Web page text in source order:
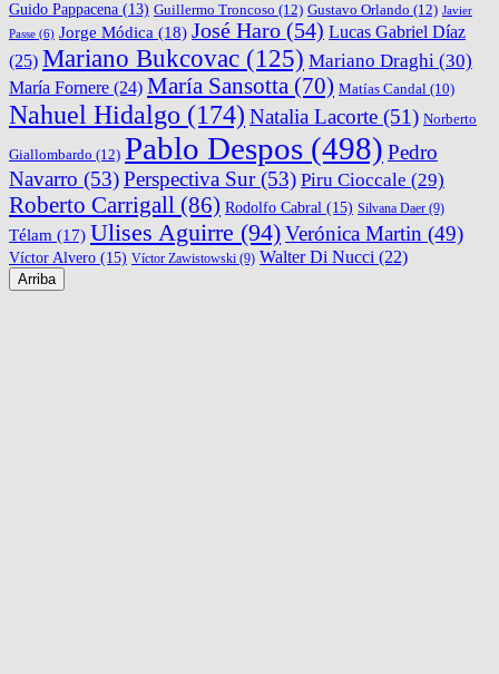
Guido Pappacena (13) Guillermo Troncoso (12) Gustavo Orlando (12) Javier
Passe (6) Jorge Módica (18) José Haro (54) Lucas Gabriel Díaz
(25) Mariano Bukcovac (125) Mariano Draghi (30)
María Fornere (24) María Sansotta (70) Matías Candal (10)
Nahuel Hidalgo (174) Natalia Lacorte (51) Norberto
Giallombardo (12) Pablo Despos (498) Pedro
Navarro (53)Perspectiva Sur(53) Piru Cioccale (29)
Roberto Carrigall (86) Rodolfo Cabral (15) Silvana Daer (9)
Télam (17) Ulises Aguirre (94)Verónica Martin (49)
Víctor Alvero (15) Víctor Zawistowski (9) Walter Di Nucci (22)
Arriba